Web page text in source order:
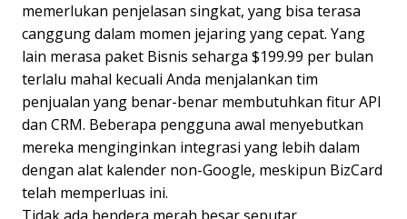
memerlukan penjelasan singkat, yang bisa terasa
canggung dalam momen jejaring yang cepat. Yang
lain merasa paket Bisnis seharga $199.99 per bulan
terlalu mahal kecuali Anda menjalankan tim
penjualan yang benar-benar membutuhkan fitur API
dan CRM. Beberapa pengguna awal menyebutkan
mereka menginginkan integrasi yang lebih dalam
dengan alat kalender non-Google, meskipun BizCard
telah memperluas ini.